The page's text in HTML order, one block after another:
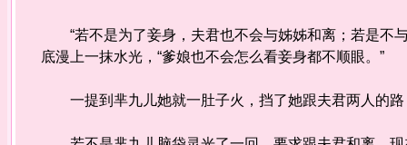
“若不是为了妾身，夫君也不会与姊姊和离；若是不
底漫上一抹水光，“爹娘也不会怎么看妾身都不顺眼。”
一提到芈九儿她就一肚子火，挡了她跟夫君两人的路